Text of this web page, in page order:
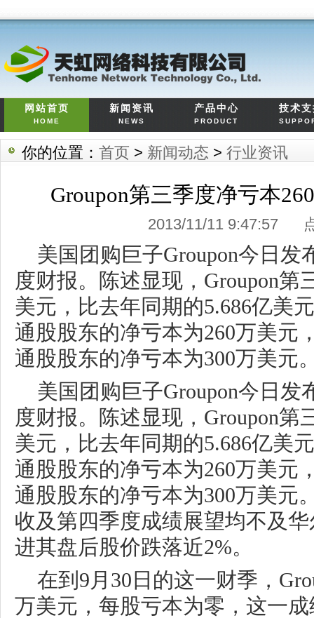
网站首页
HOME
新闻资讯
NEWS
产品中心
PRODUCT
技术
你的位置： 首页 > 新闻动态 > 行业资讯
Groupon第三季度净亏本
2013/11/11 9:47:57
美国团购巨子Groupon今日发
度财报。陈述显现，Groupon第
美元，比去年同期的5.686亿美
通股股东的净亏本为260万美元
通股股东的净亏本为300万美元
美国团购巨子Groupon今日发
度财报。陈述显现，Groupon第
美元，比去年同期的5.686亿美
通股股东的净亏本为260万美元
通股股东的净亏本为300万美元
收及第四季度成绩展望均不及
进其盘后股价跌落近2%。
在到9月30日的这一财季，
万美元，每股亏本为零，这一